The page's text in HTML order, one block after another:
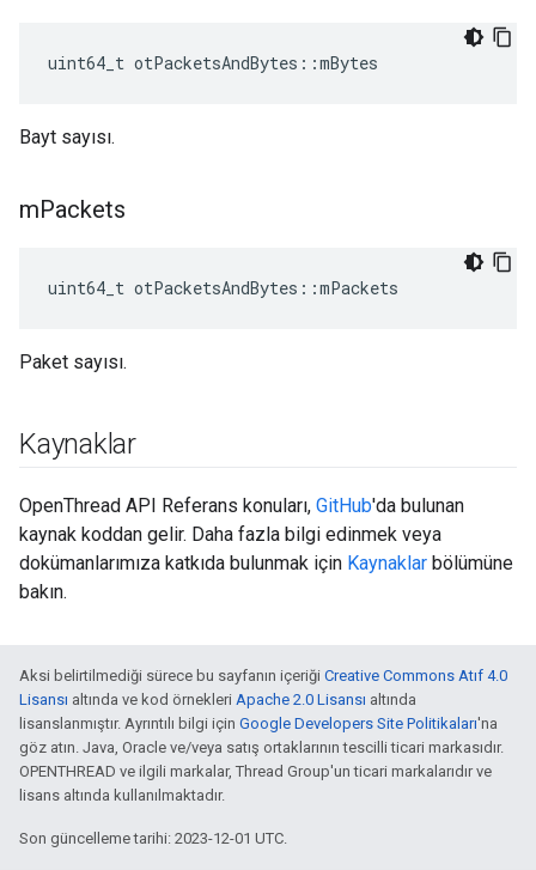
uint64_t otPacketsAndBytes ::mBytes
Bayt sayısı.
mPackets
uint64_t otPacketsAndBytes ::mPackets
Paket sayısı.
Kaynaklar
OpenThread API Referans konuları, GitHub'da bulunan
kaynak koddan gelir. Daha fazla bilgi edinmek veya
dokümanlarımıza katkıda bulunmak için Kaynaklar bölümüne
bakın.
Aksi belirtilmediği sürece bu sayfanın içeriği Creative Commons Atıf 4.0
Lisansı altında ve kod örnekleri Apache 2.0 Lisansı altında
lisanslanmıştır. Ayrıntılı bilgi için Google Developers Site Politikaları'na
göz atın. Java, Oracle ve/veya satış ortaklarının tescilli ticari markasıdır.
OPENTHREAD ve ilgili markalar, Thread Group'un ticari markalarıdır ve
lisans altında kullanılmaktadır.
Son güncelleme tarihi: 2023-12-01 UTC.